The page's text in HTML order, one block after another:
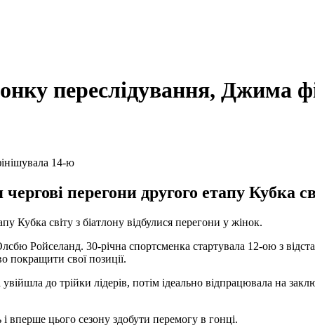
переслідування, Джима
перегони другого етапу Кубка
Кубка світу з біатлону відбулися перегони у жінок.
Ройселанд. 30-річна спортсменка стартувала 12-ою з
покращити свої позиції.
до трійки лідерів, потім ідеально відпрацювала на
вперше цього сезону здобути перемогу в гонці.